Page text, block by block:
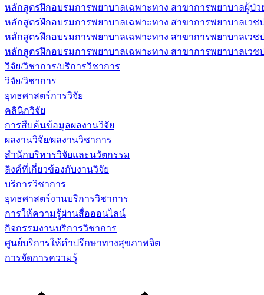
หลักสูตรฝึกอบรมการพยาบาลเฉพาะทาง สาขาการพยาบาลผู้ป่
หลักสูตรฝึกอบรมการพยาบาลเฉพาะทาง สาขาการพยาบาลเว
หลักสูตรฝึกอบรมการพยาบาลเฉพาะทาง สาขาการพยาบาลเวช
หลักสูตรฝึกอบรมการพยาบาลเฉพาะทาง สาขาการพยาบาลเวช
วิจัย/วิชาการ/บริการวิชาการ
วิจัย/วิชาการ
ยุทธศาสตร์การวิจัย
คลินิกวิจัย
การสืบค้นข้อมูลผลงานวิจัย
ผลงานวิจัย/ผลงานวิชาการ
สำนักบริหารวิจัยและนวัตกรรม
ลิงค์ที่เกี่ยวข้องกับงานวิจัย
บริการวิชาการ
ยุทธศาสตร์งานบริการวิชาการ
การให้ความรู้ผ่านสื่อออนไลน์
กิจกรรมงานบริการวิชาการ
ศูนย์บริการให้คำปรึกษาทางสุขภาพจิต
การจัดการความรู้